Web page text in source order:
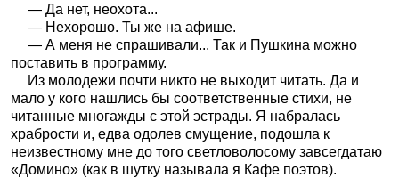
— Да нет, неохота...
— Нехорошо. Ты же на афише.
— А меня не спрашивали... Так и Пушкина можно
поставить в программу.
Из молодежи почти никто не выходит читать. Да и
мало у кого нашлись бы соответственные стихи, не
читанные многажды с этой эстрады. Я набралась
храбрости и, едва одолев смущение, подошла к
неизвестному мне до того светловолосому завсегдатаю
«Домино» (как в шутку называла я Кафе поэтов).